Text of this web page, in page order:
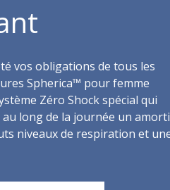
vos obligations de tous les
Spherica™ pour femme
Zéro Shock spécial qui
long de la journée un amorti
niveaux de respiration et